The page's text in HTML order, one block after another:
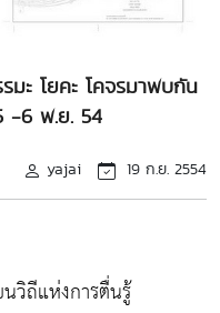
มะ โยคะ โคจรมาพบกัน
-6 พ.ย. 54
yajai 19 ก.ย. 2554
วิถีแห่งการตื่นรู้